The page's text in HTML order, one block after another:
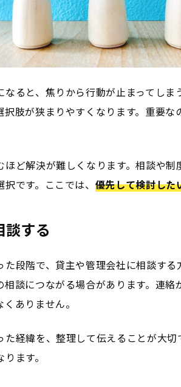
ると、焦りから行動が止まってしま
肢が狭まりやすくなります。重要
ど解決が難しくなります。相談や
です。ここでは、 優先して検討した
する
段階で、貸主や管理会社に相談する
談につながる場合があります。連絡
ありません。
経緯を、整理して伝えることが大切
ます。